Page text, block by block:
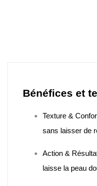
Bénéfices et
Texture &
sans laisser de
Action &
laisse la peau